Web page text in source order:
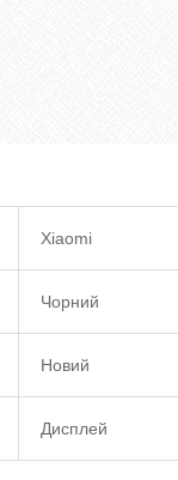
Xiaomi
Чорний
Новий
Дисплей